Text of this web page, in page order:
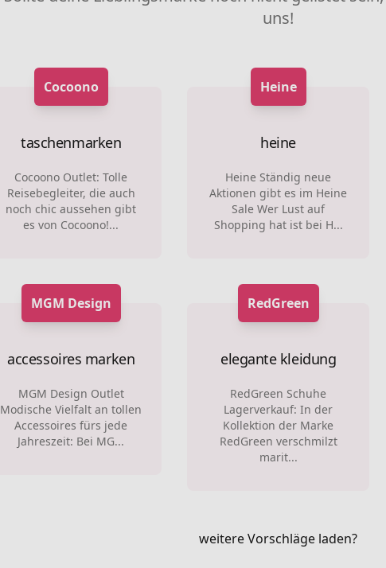
uns!
Cocoono
taschenmarken
Cocoono Outlet: Tolle
Reisebegleiter, die auch
noch chic aussehen gibt
es von Cocoono!...
Heine
heine
Heine Ständig neue
Aktionen gibt es im Heine
Sale Wer Lust auf
Shopping hat ist bei H...
MGM Design
accessoires marken
MGM Design Outlet
Modische Vielfalt an tollen
Accessoires fürs jede
Jahreszeit: Bei MG...
RedGreen
elegante kleidung
RedGreen Schuhe
Lagerverkauf: In der
Kollektion der Marke
RedGreen verschmilzt
marit...
weitere Vorschläge laden?